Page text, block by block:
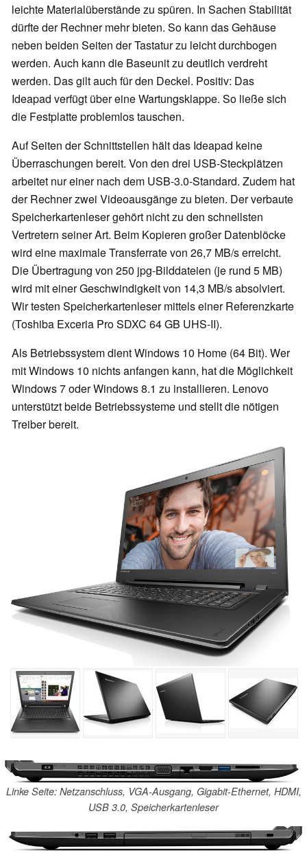
leichte Materialüberstände zu spüren. In Sachen Stabilität
dürfte der Rechner mehr bieten. So kann das Gehäuse
neben beiden Seiten der Tastatur zu leicht durchbogen
werden. Auch kann die Baseunit zu deutlich verdreht
werden. Das gilt auch für den Deckel. Positiv: Das
Ideapad verfügt über eine Wartungsklappe. So ließe sich
die Festplatte problemlos tauschen.
Auf Seiten der Schnittstellen hält das Ideapad keine
Überraschungen bereit. Von den drei USB-Steckplätzen
arbeitet nur einer nach dem USB-3.0-Standard. Zudem hat
der Rechner zwei Videoausgänge zu bieten. Der verbaute
Speicherkartenleser gehört nicht zu den schnellsten
Vertretern seiner Art. Beim Kopieren großer Datenblöcke
wird eine maximale Transferrate von 26,7 MB/s erreicht.
Die Übertragung von 250 jpg-Bilddateien (je rund 5 MB)
wird mit einer Geschwindigkeit von 14,3 MB/s absolviert.
Wir testen Speicherkartenleser mittels einer Referenzkarte
(Toshiba Exceria Pro SDXC 64 GB UHS-II).
Als Betriebssystem dient Windows 10 Home (64 Bit). Wer
mit Windows 10 nichts anfangen kann, hat die Möglichkeit
Windows 7 oder Windows 8.1 zu installieren. Lenovo
unterstützt beide Betriebssysteme und stellt die nötigen
Treiber bereit.
Linke Seite: Netzanschluss, VGA-Ausgang, Gigabit-Ethernet, HDMI,
USB 3.0, Speicherkartenleser